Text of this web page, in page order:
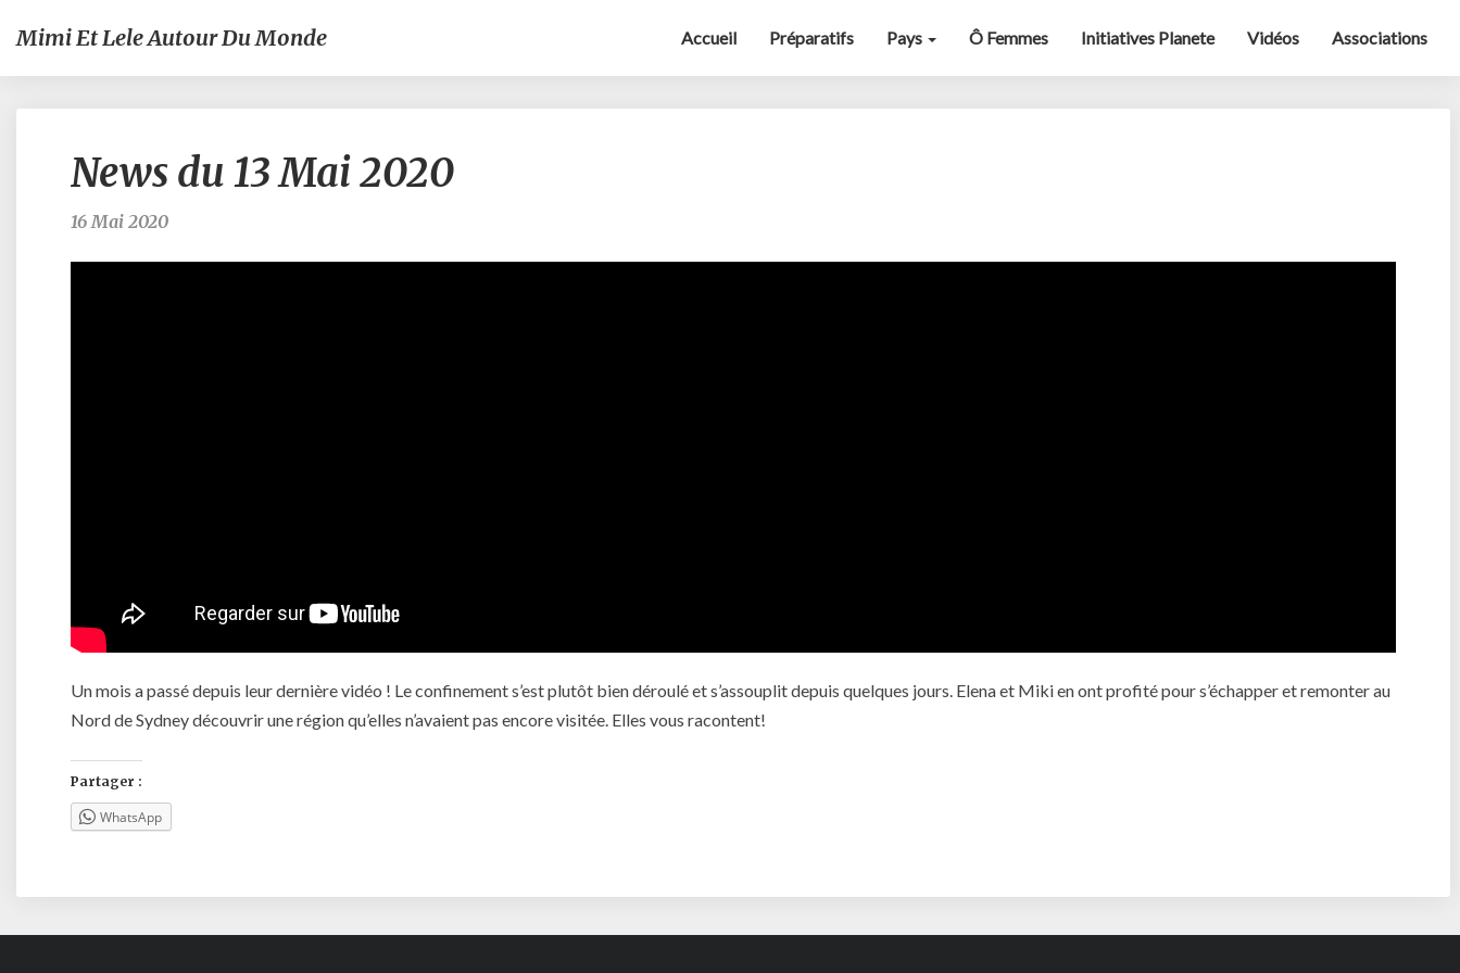
Mimi Et Lele Autour Du Monde Accueil Préparatifs Pays Ô Femmes Initiatives Planete Vidéos Associations
News du 13 Mai 2020
16 Mai 2020
Un mois a passé depuis leur dernière vidéo ! Le confinement s’est plutôt bien déroulé et s’assouplit depuis quelques jours. Elena et Miki en ont profité pour s’échapper et remonter au
Nord de Sydney découvrir une région qu’elles n’avaient pas encore visitée. Elles vous racontent!
Partager :
WhatsApp